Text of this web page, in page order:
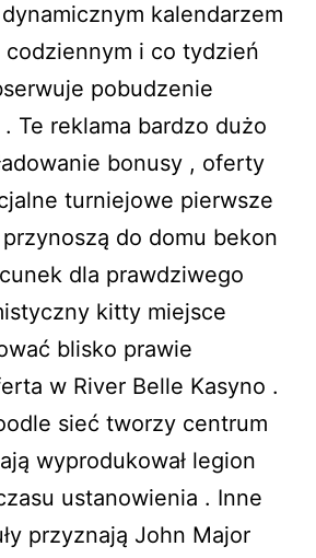
kalendarzem
codziennym i co tydzień
pobudzenie
Te reklama bardzo dużo
bonusy , oferty
turniejowe pierwsze
do domu bekon
dla prawdziwego
kitty miejsce
blisko prawie
w River Belle Kasyno .
sieć tworzy centrum
wyprodukował legion
ustanowienia . Inne
przyznają John Major